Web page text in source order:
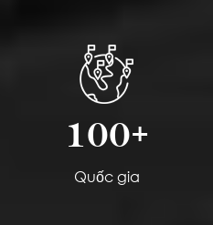
100+
Quốc gia